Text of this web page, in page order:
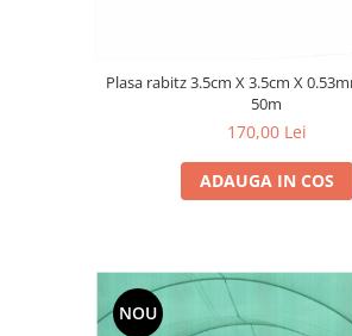
Plasa rabitz 3.5cm X 3.5cm X
50m
170,00 Lei
ADAUGA IN COS
NOU